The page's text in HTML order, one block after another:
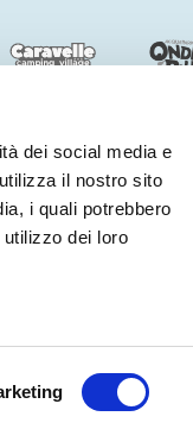
dei social media e
il nostro sito
i quali potrebbero
dei loro
+ Hotel